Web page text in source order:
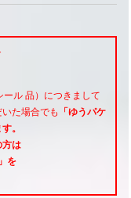
ル 品）につきまして
た場合でも
「ゆうパケ
。
方は
を